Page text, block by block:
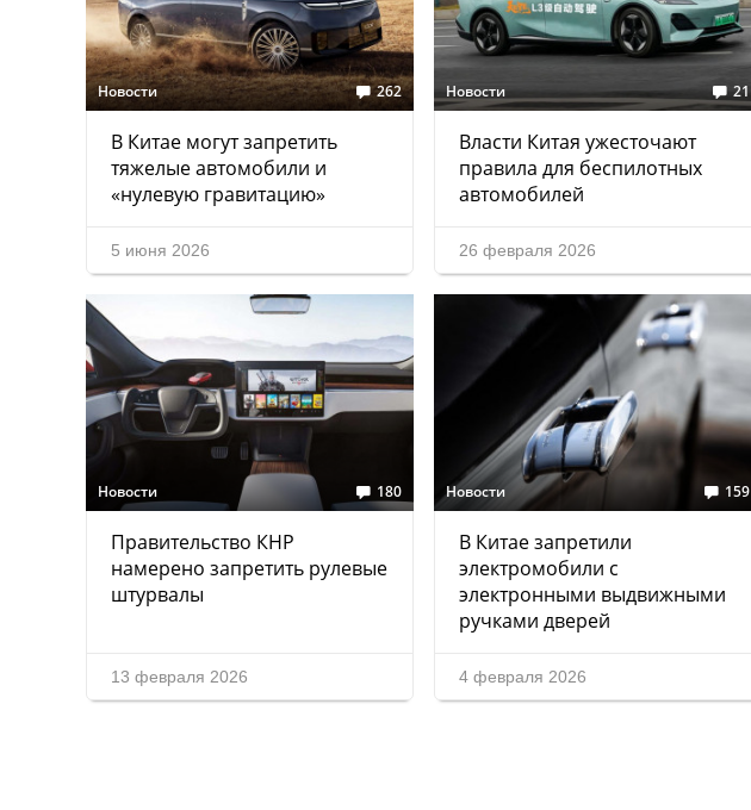
Новости 262
В Китае могут запретить
тяжелые автомобили и
«нулевую гравитацию»
5 июня 2026
Новости 21
Власти Китая ужесточают
правила для беспилотных
автомобилей
26 февраля 2026
Новости 180
Правительство КНР
намерено запретить рулевые
штурвалы
13 февраля 2026
Новости 159
В Китае запретили
электромобили с
электронными выдвижными
ручками дверей
4 февраля 2026